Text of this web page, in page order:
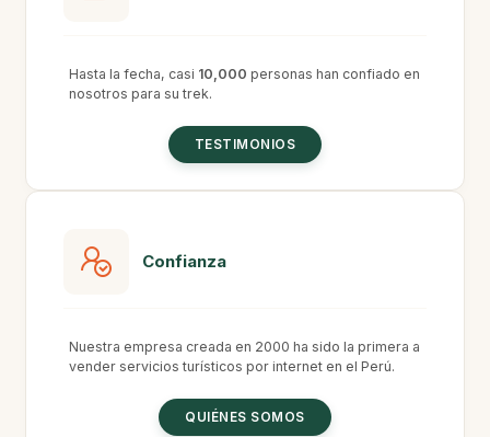
Hasta la fecha, casi 10,000 personas han confiado en
nosotros para su trek.
TESTIMONIOS
Confianza
Nuestra empresa creada en 2000 ha sido la primera a
vender servicios turísticos por internet en el Perú.
QUIÉNES SOMOS